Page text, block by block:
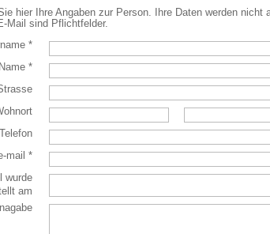
hier Ihre Angaben zur Person. Ihre Daten werden nicht
Mail sind Pflichtfelder.
*
Name *
Telefon
mail *
wurde
am